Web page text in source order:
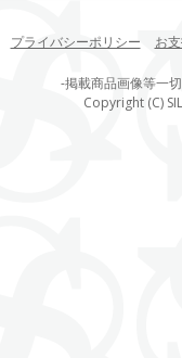
プライバシーポリシー お
-掲載商品画像等一
Copyright (C)